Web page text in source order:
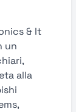
& It
un
alla